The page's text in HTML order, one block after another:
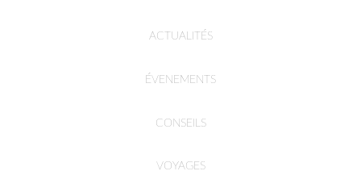
ACTUALITÉS
ÉVENEMENTS
CONSEILS
VOYAGES